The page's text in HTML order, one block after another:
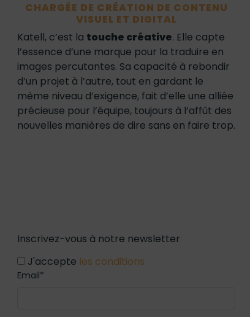
CHARGÉE DE CRÉATION DE CONTENU
VISUEL ET DIGITAL
Katell, c’est la touche créative. Elle capte
l’essence d’une marque pour la traduire en
images percutantes. Sa capacité à rebondir
d’un projet à l’autre, tout en gardant le
même niveau d’exigence, fait d’elle une alliée
précieuse pour l’équipe, toujours à l’affût des
nouvelles manières de dire sans en faire trop.
Inscrivez-vous à notre newsletter
J'accepte les conditions
Email*